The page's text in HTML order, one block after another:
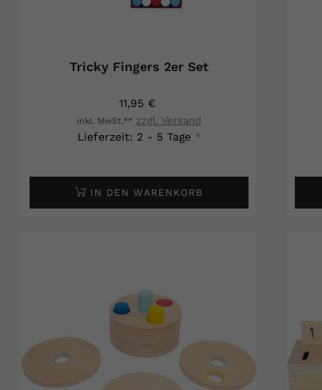
Tricky Fingers 2er Set
11,95 €
inkl. MwSt.** zzgl. Versand
Lieferzeit: 2 - 5 Tage *
IN DEN WARENKORB